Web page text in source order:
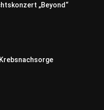
„Beyond“